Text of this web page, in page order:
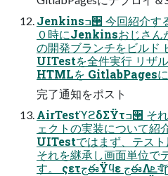
Jenkinsߏ੒ 今回紹介する実装事例はこの部分 毎日
０時にJenkinsおじさん
の開発ブランチをビルド
UITestを全件実行 リザ
HTMLを GitlabPages
完了通知をポスト
AirTestϓϩδΣΫτߏ੒ それではまずAirTestプロジ
ェクトの実装について
UITestではまず、テスト
それを継承し画面単位で
す。 ςετجఈΫϥε جఈΛܧঝͨ͠ը໘"ͷ ςετέʔεΫϥε